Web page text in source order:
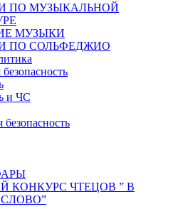
ПО МУЗЫКАЛЬНОЙ
МУЗЫКИ
ПО СОЛЬФЕДЖИО
и ЧС
КОНКУРС ЧТЕЦОВ ” В